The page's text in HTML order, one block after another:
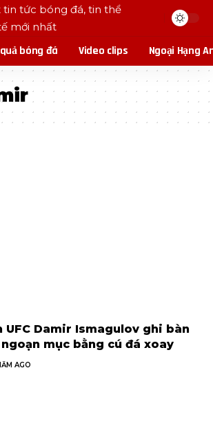
bóng đá Video clips Ngoại Hạng
UFC Damir Ismagulov ghi bàn
mục bằng cú đá xoay
AGO